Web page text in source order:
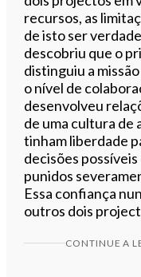
recursos, as
de isto ser
descobriu que o
distinguiu a
o nível de
desenvolveu
de uma cultura de
tinham liberdade
decisões
punidos
Essa confiança
outros dois
CONTINUE A